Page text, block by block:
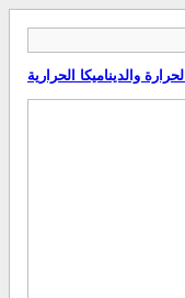
الحرارة والديناميكا الحرارية